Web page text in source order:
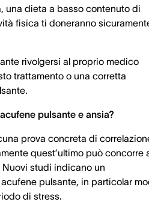
una dieta a basso contenuto di
fisica ti doneranno
rivolgersi al proprio medico
trattamento o una corretta
pulsante e ansia?
prova concreta di
quest’ultimo può concorre
studi indicano un
pulsante, in particolar
di stress.